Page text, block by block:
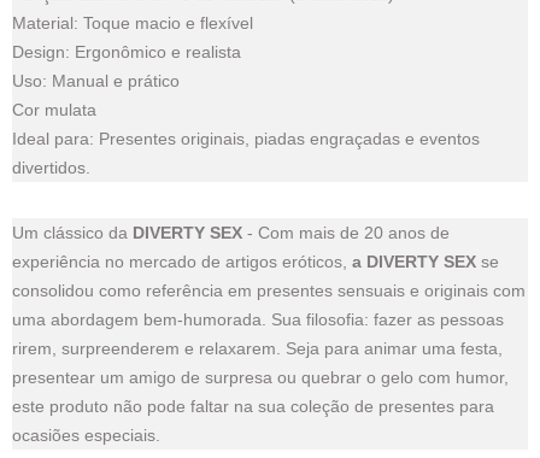
Material: Toque macio e flexível
Design: Ergonômico e realista
Uso: Manual e prático
Cor mulata
Ideal para: Presentes originais, piadas engraçadas e eventos
divertidos.
Um clássico da DIVERTY SEX - Com mais de 20 anos de
experiência no mercado de artigos eróticos, a DIVERTY SEX se
consolidou como referência em presentes sensuais e originais com
uma abordagem bem-humorada. Sua filosofia: fazer as pessoas
rirem, surpreenderem e relaxarem. Seja para animar uma festa,
presentear um amigo de surpresa ou quebrar o gelo com humor,
este produto não pode faltar na sua coleção de presentes para
ocasiões especiais.